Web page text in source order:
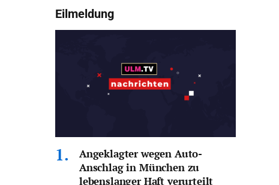
Eilmeldung
Angeklagter wegen Auto-
Anschlag in München zu
lebenslanger Haft verurteilt